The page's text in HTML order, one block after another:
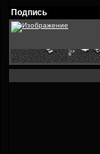
Подпись